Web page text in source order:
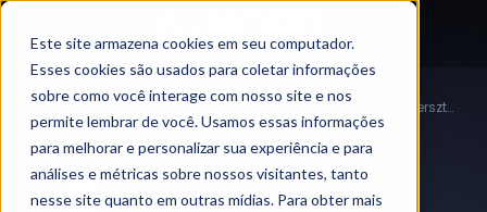
Este site armazena cookies em seu computador.
Esses cookies são usados para coletar informações
sobre como você interage com nosso site e nos
permite lembrar de você. Usamos essas informações
para melhorar e personalizar sua experiência e para
análises e métricas sobre nossos visitantes, tanto
nesse site quanto em outras mídias. Para obter mais
Conheça os analistas da Nord Caio Zylbersztajn